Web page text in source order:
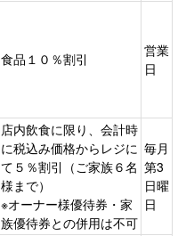
食品１０％割引
営業
日
店内飲食に限り、会計時
に税込み価格からレジに
て５％割引（ご家族６名
様まで）
※オーナー様優待券・家
族優待券との併用は不可
毎月
第3
日曜
日